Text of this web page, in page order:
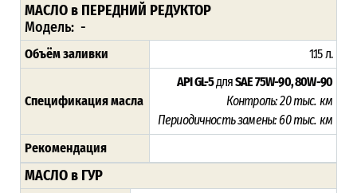
МАСЛО в ПЕРЕДНИЙ РЕДУКТОР
Модель: -
Объём заливки 1.15 л.
Спецификация масла
API GL-5дляSAE 75W-90, 80W-90
Контроль: 20 тыс. км
Периодичность замены:60 тыс. км
Рекомендация
МАСЛО в ГУР